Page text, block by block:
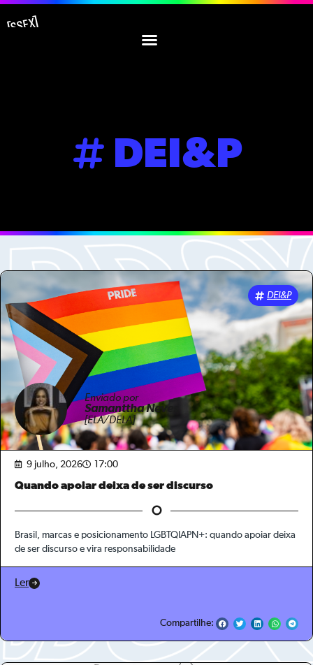
DEI&P
DEI&P
Enviado por
Samanttha Neves
[ELA/DELA]
9 julho, 2026 17:00
Quando apoiar deixa de ser discurso
Brasil, marcas e posicionamento LGBTQIAPN+: quando apoiar deixa
de ser discurso e vira responsabilidade
Ler
Compartilhe: